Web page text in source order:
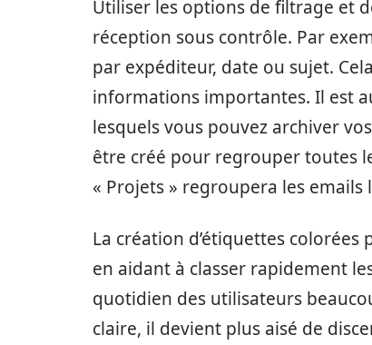
Utiliser les options de filtrage et
réception sous contrôle. Par
par expéditeur, date ou sujet.
informations importantes. Il est
lesquels vous pouvez archiver
être créé pour regrouper toutes
« Projets » regroupera les emails
La création d’étiquettes
en aidant à classer rapidement
quotidien des utilisateurs
claire, il devient plus aisé de